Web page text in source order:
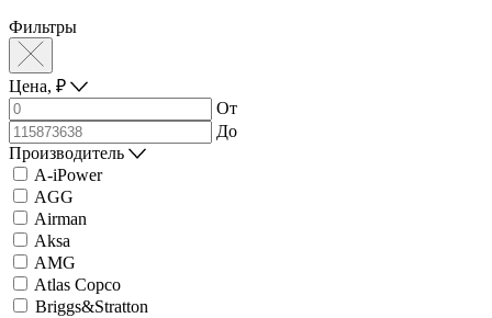
Фильтры
Цена, ₽
От
До
Производитель
A-iPower
AGG
Airman
Aksa
AMG
Atlas Copco
Briggs&Stratton